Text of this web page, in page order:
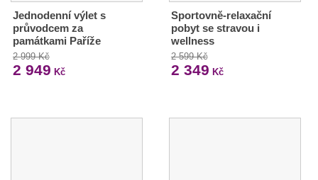
Jednodenní výlet s
průvodcem za
památkami Paříže
2 999 Kč
2 949 Kč
Sportovně-relaxační
pobyt se stravou i
wellness
2 599 Kč
2 349 Kč